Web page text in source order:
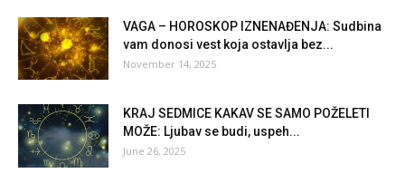
VAGA – HOROSKOP IZNENAĐENJA: Sudbina
vam donosi vest koja ostavlja bez...
November 14, 2025
KRAJ SEDMICE KAKAV SE SAMO POŽELETI
MOŽE: Ljubav se budi, uspeh...
June 26, 2025